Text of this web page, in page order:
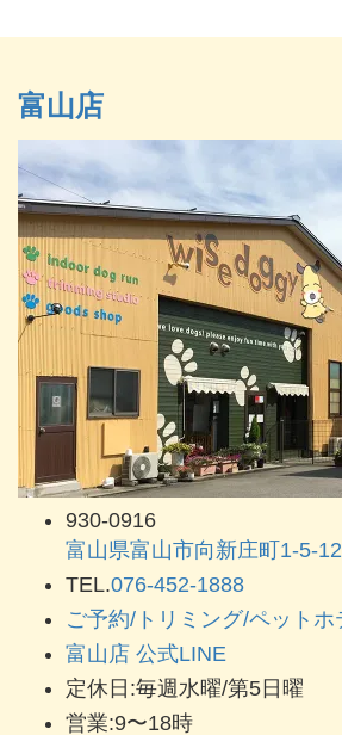
富山店
930-0916
富山県富山市向新庄町1-5-12
TEL.076-452-1888
ご予約/トリミング/ペットホ
富山店 公式LINE
定休日:毎週水曜/第5日曜
営業:9〜18時